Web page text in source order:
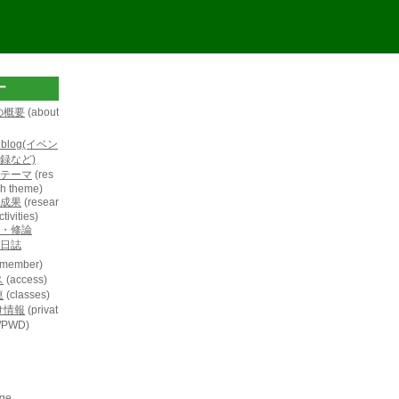
概要 (about
イベン
録など)
ーマ (res
theme)
果 (resear
修論
誌
(access)
(classes)
情報 (privat